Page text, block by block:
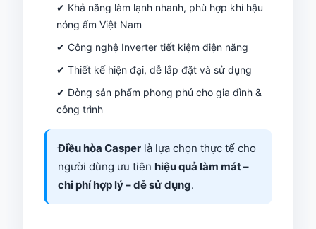
✔ Khả năng làm lạnh nhanh, phù hợp khí hậu
nóng ẩm Việt Nam
✔ Công nghệ Inverter tiết kiệm điện năng
✔ Thiết kế hiện đại, dễ lắp đặt và sử dụng
✔ Dòng sản phẩm phong phú cho gia đình &
công trình
Điều hòa Casper là lựa chọn thực tế cho
người dùng ưu tiên hiệu quả làm mát –
chi phí hợp lý – dễ sử dụng.